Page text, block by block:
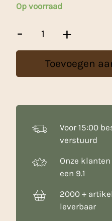
Op voorraad
-
Eetbare
-
g
+
Toevoegen
Voor 15:00
verstuurd
Onze
een 9.1
2000 +
leverbaar